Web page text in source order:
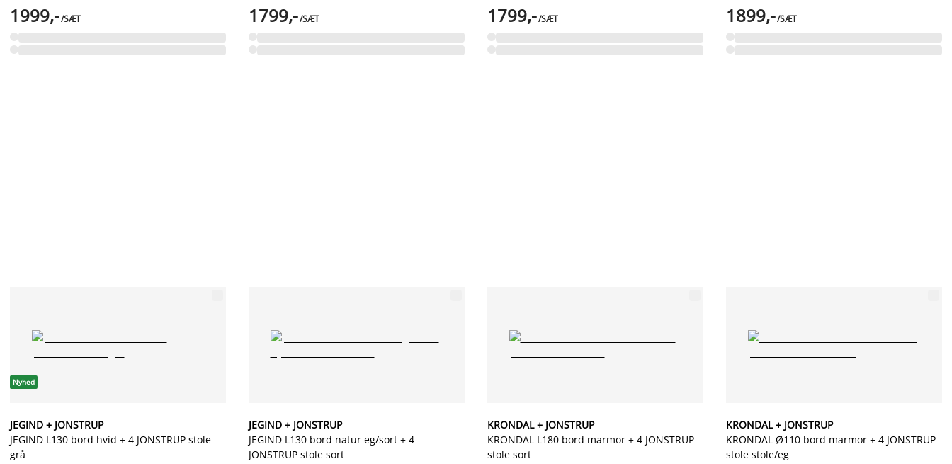
1999,-/SÆT 1799,-/SÆT 1799,-/SÆT 1899,-/SÆT
Nyhed
JEGIND + JONSTRUP
JEGIND L130 bord hvid + 4 JONSTRUP stole
grå
JEGIND + JONSTRUP
JEGIND L130 bord natur eg/sort + 4
JONSTRUP stole sort
KRONDAL + JONSTRUP
KRONDAL L180 bord marmor + 4 JONSTRUP
stole sort
KRONDAL + JONSTRUP
KRONDAL Ø110 bord marmor + 4 JONSTRUP
stole stole/eg